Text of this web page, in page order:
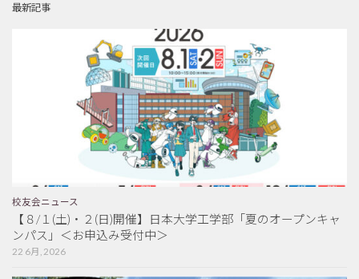
最新記事
校友会ニュース
【８/１(土)・２(日)開催】日本大学工学部「夏のオープンキャ
ンパス」＜お申込み受付中＞
22 6月, 2026